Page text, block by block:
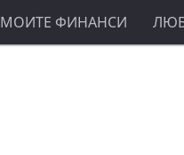
МОИТЕ ФИНАНСИ